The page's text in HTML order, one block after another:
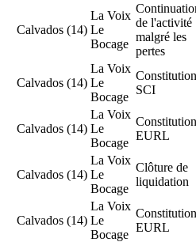
Calvados (14)
La Voix
Le
Bocage
de l'activité
malgré les
pertes
Calvados (14)
La Voix
Le
Bocage
Constitution
SCI
Calvados (14)
La Voix
Le
Bocage
Constitution
EURL
Calvados (14)
La Voix
Le
Bocage
Clôture de
liquidation
Calvados (14)
La Voix
Le
Bocage
Constitution
EURL